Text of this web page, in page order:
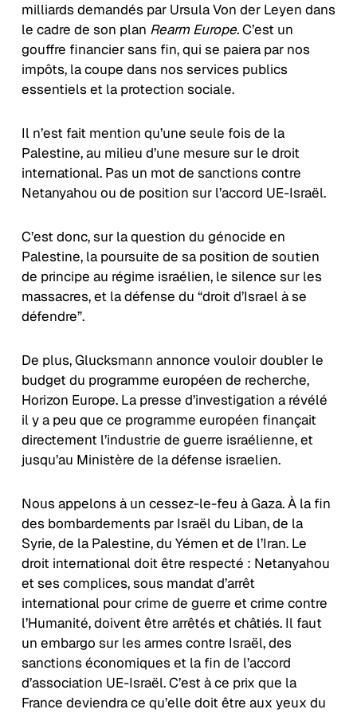
milliards demandés par Ursula Von der Leyen dans
le cadre de son plan Rearm Europe. C’est un
gouffre financier sans fin, qui se paiera par nos
impôts, la coupe dans nos services publics
essentiels et la protection sociale.
Il n’est fait mention qu’une seule fois de la
Palestine, au milieu d’une mesure sur le droit
international. Pas un mot de sanctions contre
Netanyahou ou de position sur l’accord UE-Israël.
C’est donc, sur la question du génocide en
Palestine, la poursuite de sa position de soutien
de principe au régime israélien, le silence sur les
massacres, et la défense du “droit d’Israel à se
défendre”.
De plus, Glucksmann annonce vouloir doubler le
budget du programme européen de recherche,
Horizon Europe. La presse d’investigation a révélé
il y a peu que ce programme européen finançait
directement l’industrie de guerre israélienne, et
jusqu’au Ministère de la défense israelien.
Nous appelons à un cessez-le-feu à Gaza. À la fin
des bombardements par Israël du Liban, de la
Syrie, de la Palestine, du Yémen et de l’Iran. Le
droit international doit être respecté : Netanyahou
et ses complices, sous mandat d’arrêt
international pour crime de guerre et crime contre
l’Humanité, doivent être arrêtés et châtiés. Il faut
un embargo sur les armes contre Israël, des
sanctions économiques et la fin de l’accord
d’association UE-Israël. C’est à ce prix que la
France deviendra ce qu’elle doit être aux yeux du